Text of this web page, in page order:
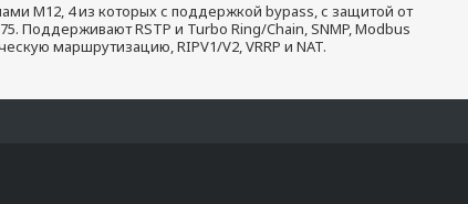
М12, 4 из которых с поддержкой bypass, с защитой от
Поддерживают RSTP и Turbo Ring/Chain, SNMP, Modbus
маршрутизацию, RIPV1/V2, VRRP и NAT.